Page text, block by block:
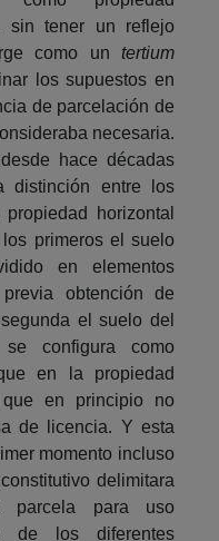
sin tener un reflejo
como un tertium
los supuestos en
de parcelación de
necesaria.
hace décadas
distinción entre los
horizontal
primeros el suelo
en elementos
obtención de
el suelo del
configura como
en la propiedad
en principio no
de licencia. Y esta
momento incluso
delimitara
parcela para uso
de los diferentes